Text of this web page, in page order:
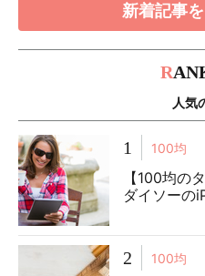
新着記事
R
人気
1 100均
【100均の
ダイソーの
2 100均